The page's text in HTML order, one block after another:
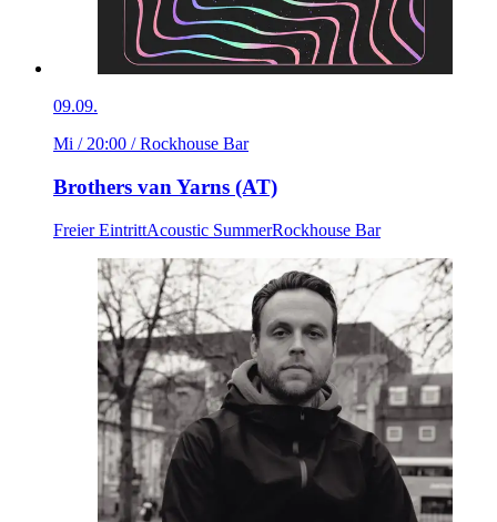
09.09.
Mi / 20:00 / Rockhouse Bar
Brothers van Yarns (AT)
Freier EintrittAcoustic SummerRockhouse Bar